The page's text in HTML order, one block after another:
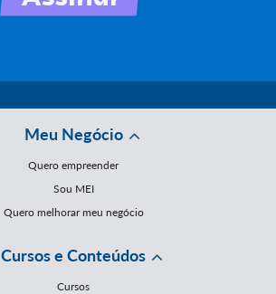
Meu Negócio
Quero empreender
Sou MEI
Quero melhorar meu negócio
Cursos e Conteúdos
Cursos